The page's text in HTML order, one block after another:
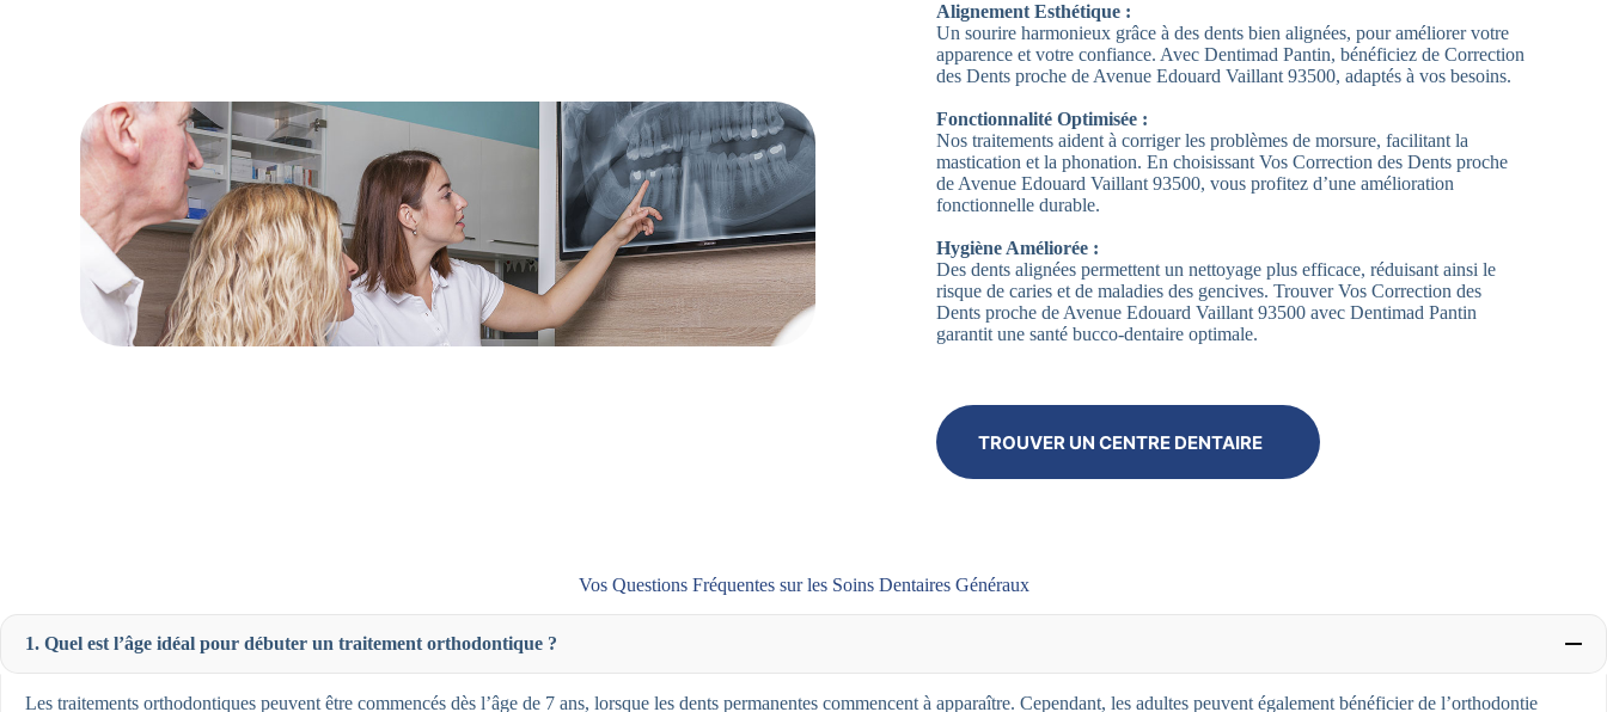
Alignement Esthétique :
Un sourire harmonieux grâce à des dents bien alignées, pour améliorer votre
apparence et votre confiance. Avec Dentimad Pantin, bénéficiez de Correction
des Dents proche de Avenue Edouard Vaillant 93500, adaptés à vos besoins.
Fonctionnalité Optimisée :
Nos traitements aident à corriger les problèmes de morsure, facilitant la
mastication et la phonation. En choisissant Vos Correction des Dents proche
de Avenue Edouard Vaillant 93500, vous profitez d’une amélioration
fonctionnelle durable.
Hygiène Améliorée :
Des dents alignées permettent un nettoyage plus efficace, réduisant ainsi le
risque de caries et de maladies des gencives. Trouver Vos Correction des
Dents proche de Avenue Edouard Vaillant 93500 avec Dentimad Pantin
garantit une santé bucco-dentaire optimale.
TROUVER UN CENTRE DENTAIRE
Vos Questions Fréquentes sur les Soins Dentaires Généraux
1. Quel est l’âge idéal pour débuter un traitement orthodontique ?
Les traitements orthodontiques peuvent être commencés dès l’âge de 7 ans, lorsque les dents permanentes commencent à apparaître. Cependant, les adultes peuvent également bénéficier de l’orthodontie